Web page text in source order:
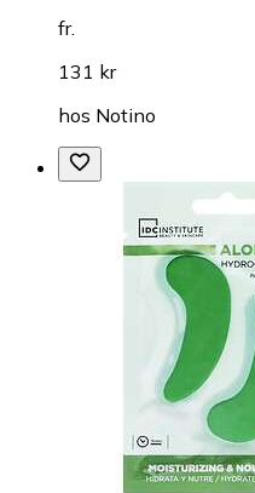
fr.
131 kr
hos Notino